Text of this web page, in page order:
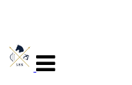
navigasjon